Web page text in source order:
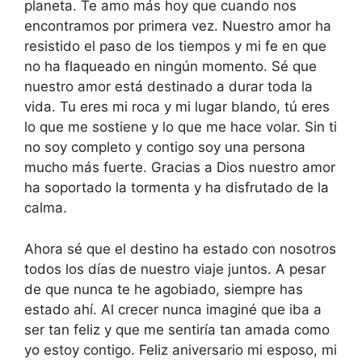
planeta. Te amo más hoy que cuando nos
encontramos por primera vez. Nuestro amor ha
resistido el paso de los tiempos y mi fe en que
no ha flaqueado en ningún momento. Sé que
nuestro amor está destinado a durar toda la
vida. Tu eres mi roca y mi lugar blando, tú eres
lo que me sostiene y lo que me hace volar. Sin ti
no soy completo y contigo soy una persona
mucho más fuerte. Gracias a Dios nuestro amor
ha soportado la tormenta y ha disfrutado de la
calma.
Ahora sé que el destino ha estado con nosotros
todos los días de nuestro viaje juntos. A pesar
de que nunca te he agobiado, siempre has
estado ahí. Al crecer nunca imaginé que iba a
ser tan feliz y que me sentiría tan amada como
yo estoy contigo. Feliz aniversario mi esposo, mi